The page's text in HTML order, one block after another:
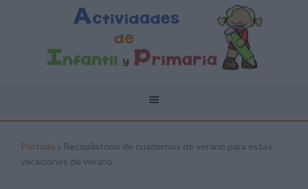
Portada » Recopilatorio de cuadernos de verano para estas
vacaciones de verano